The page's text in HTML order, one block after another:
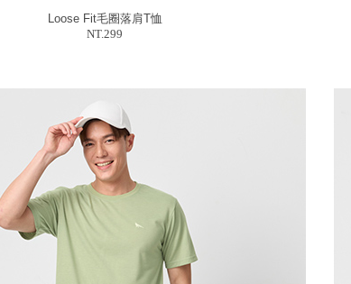
Loose Fit毛圈落肩T恤
NT.299